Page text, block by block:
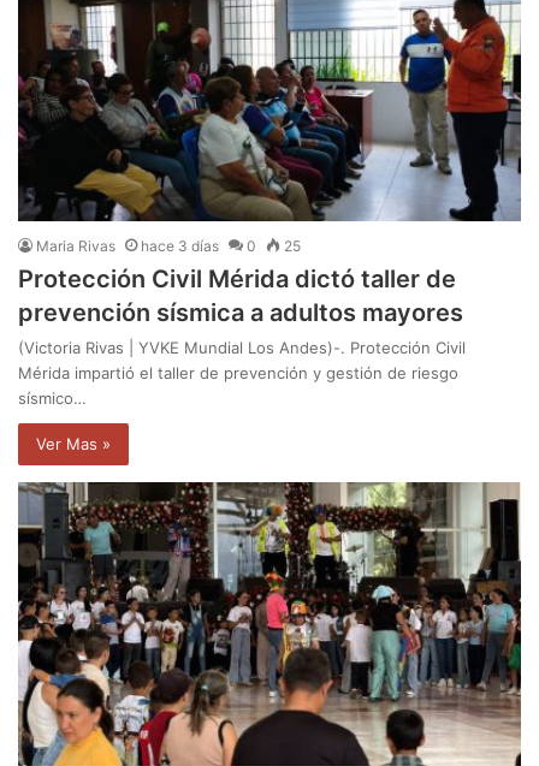
Maria Rivas hace 3 días 0 25
Protección Civil Mérida dictó taller de
prevención sísmica a adultos mayores
(Victoria Rivas | YVKE Mundial Los Andes)-. Protección Civil
Mérida impartió el taller de prevención y gestión de riesgo
sísmico…
Ver Mas »